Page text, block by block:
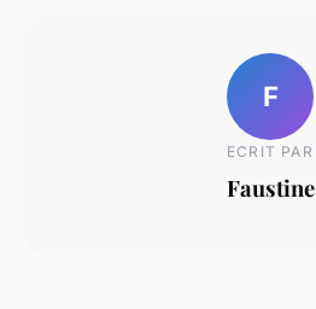
F
ECRIT PAR
Faustine